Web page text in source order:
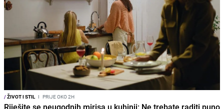
/ŽIVOT I STIL I PRIJE OKO 2H